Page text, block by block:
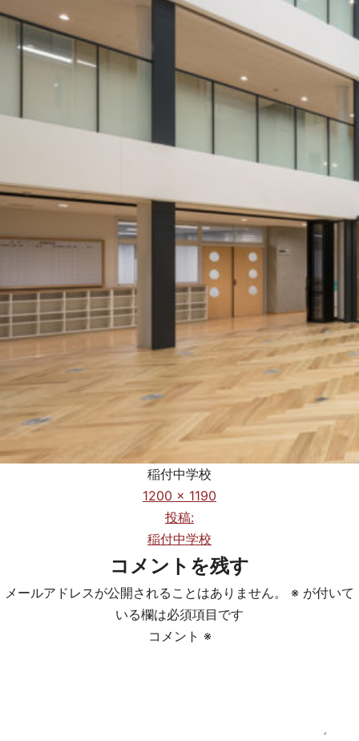
稲付中学校
フ
サ
イ
1200 × 1190
ナ
投稿:
稲付中学校
コメントを残す
メールアドレスが公開されることはありません。 ※ が付いて
いる欄は必須項目です
コメント ※